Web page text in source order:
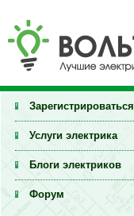
Зарегистрироваться
Услуги электрика
Блоги электриков
Форум